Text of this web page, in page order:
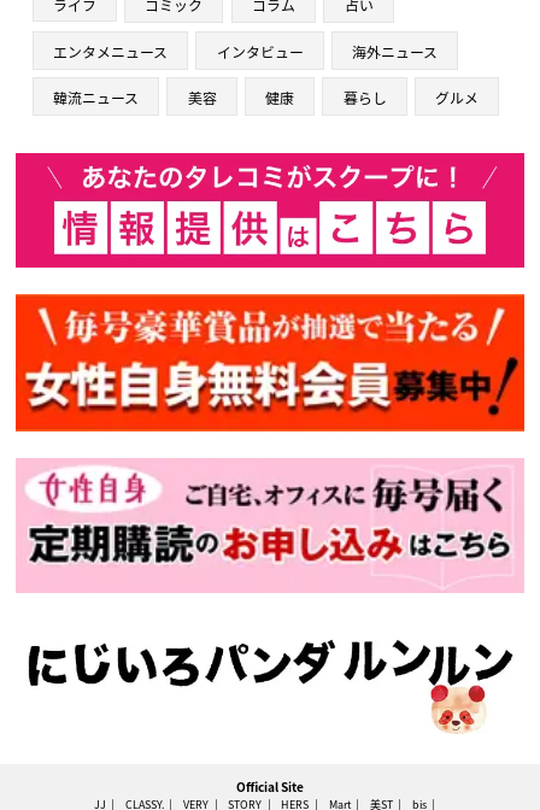
ライフ コミック コラム 占い
エンタメニュース インタビュー 海外ニュース
韓流ニュース 美容 健康 暮らし グルメ
Official Site
JJ CLASSY. VERY STORY HERS Mart 美ST bis